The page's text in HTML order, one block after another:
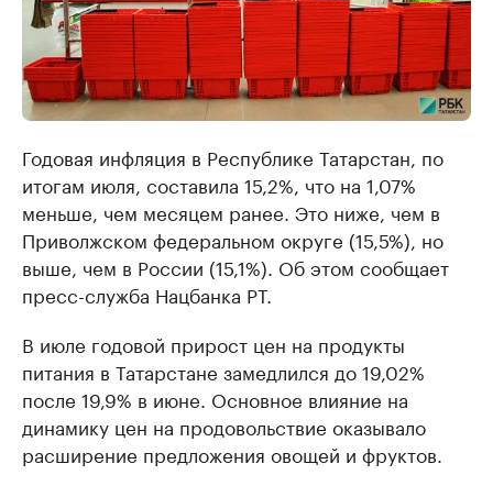
Годовая инфляция в Республике Татарстан, по
итогам июля, составила 15,2%, что на 1,07%
меньше, чем месяцем ранее. Это ниже, чем в
Приволжском федеральном округе (15,5%), но
выше, чем в России (15,1%). Об этом сообщает
пресс-служба Нацбанка РТ.
В июле годовой прирост цен на продукты
питания в Татарстане замедлился до 19,02%
после 19,9% в июне. Основное влияние на
динамику цен на продовольствие оказывало
расширение предложения овощей и фруктов.